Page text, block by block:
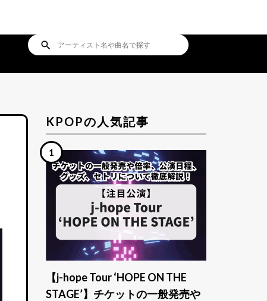
search
KPOPの人気記事
【j-hope Tour ‘HOPE ON THE
STAGE’】チケットの一般発売や